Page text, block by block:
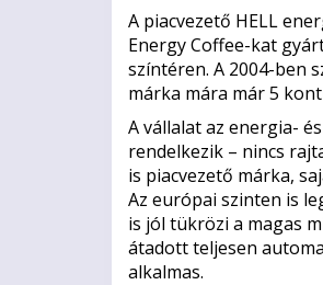
A piacvezető HELL
Energy Coffee-kat
színtéren. A 2004-ben
márka mára már 5
A vállalat az energia-
rendelkezik – nincs
is piacvezető márka,
Az európai szinten is
is jól tükrözi a magas
átadott teljesen
alkalmas.